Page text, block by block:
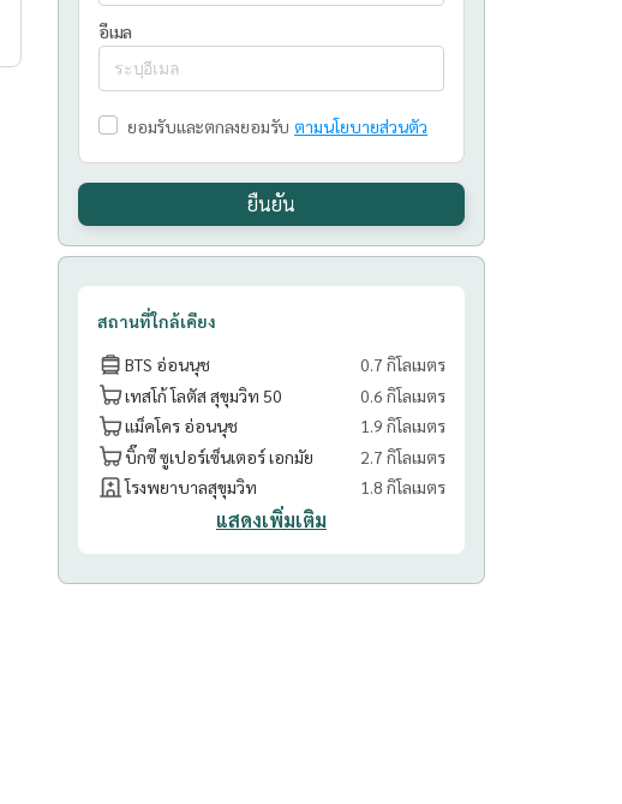
อีเมล
ยอมรับและตกลงยอมรับ ตามนโยบายส่วนตัว
ยืนยัน
สถานที่ใกล้เคียง
BTS อ่อนนุช
0.7 กิโลเมตร
เทสโก้ โลตัส สุขุมวิท 50
0.6 กิโลเมตร
แม็คโคร อ่อนนุช
1.9 กิโลเมตร
บิ๊กซี ซูเปอร์เซ็นเตอร์ เอกมัย
2.7 กิโลเมตร
โรงพยาบาลสุขุมวิท
1.8 กิโลเมตร
แสดงเพิ่มเติม